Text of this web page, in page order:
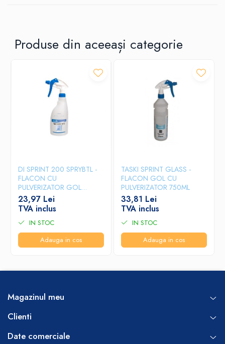
Produse din aceeași categorie
DI SPRINT 200 SPRYBTL -
FLACON CU
PULVERIZATOR GOL
500ML
23,97 Lei
TVA inclus
IN STOC
Adauga in cos
TASKI SPRINT GLASS -
FLACON GOL CU
PULVERIZATOR 750ML
33,81 Lei
TVA inclus
IN STOC
Adauga in cos
Magazinul meu
Clienti
Date comerciale